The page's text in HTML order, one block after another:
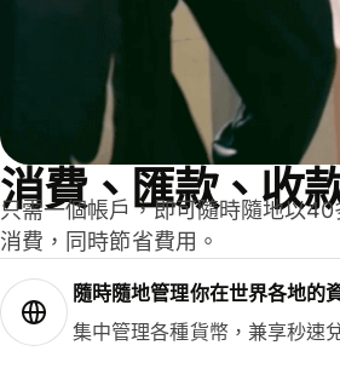
消費、匯款、收
只需一個帳戶，即可隨時隨地以
消費，同時節省費用。
隨時隨地管理你在世界各地的
集中管理各種貨幣，兼享秒速